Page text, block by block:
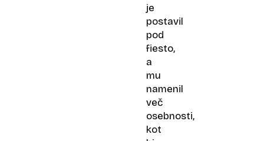
je
postavil
pod
fiesto,
a
mu
namenil
več
osebnosti,
kot